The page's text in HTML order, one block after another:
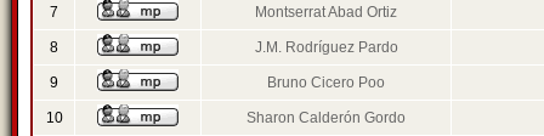
7 Montserrat Abad Ortiz
8 J.M. Rodríguez Pardo
9 Bruno Cicero Poo
10 Sharon Calderón Gordo